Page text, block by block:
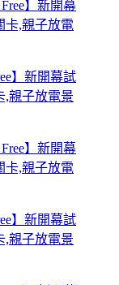
】新開幕試
,親子放電景
】新開幕試
,親子放電景